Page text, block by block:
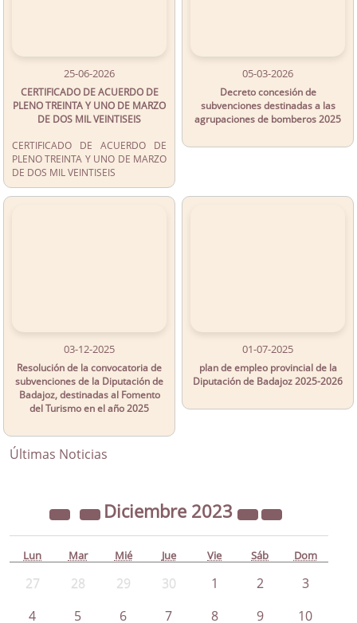
25-06-2026
CERTIFICADO DE ACUERDO DE
PLENO TREINTA Y UNO DE MARZO
DE DOS MIL VEINTISEIS
CERTIFICADO DE ACUERDO DE
PLENO TREINTA Y UNO DE MARZO
DE DOS MIL VEINTISEIS
05-03-2026
Decreto concesión de
subvenciones destinadas a las
agrupaciones de bomberos 2025
03-12-2025
Resolución de la convocatoria de
subvenciones de la Diputación de
Badajoz, destinadas al Fomento
del Turismo en el año 2025
01-07-2025
plan de empleo provincial de la
Diputación de Badajoz 2025-2026
Últimas Noticias
Diciembre 2023
Lun Mar Mié Jue Vie Sáb Dom
27 28 29 30 1 2
3
4
5 6 7 8 9 10